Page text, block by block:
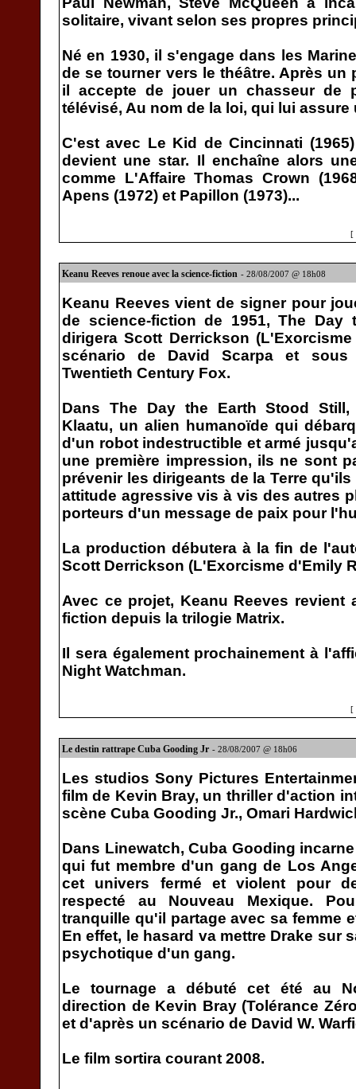
solitaire, vivant selon ses propres
Né en 1930, il s'engage dans les
de se tourner vers le théâtre. Après
il accepte de jouer un chasseur de
télévisé, Au nom de la loi, qui lui
C'est avec Le Kid de Cincinnati
devient une star. Il enchaîne alors
comme L'Affaire Thomas Crown
Apens (1972) et Papillon (1973)...
[
Keanu Reeves renoue avec la science-fiction - 28/08/2007 @ 18h08
Keanu Reeves vient de signer pour
de science-fiction de 1951, The Day
dirigera Scott Derrickson
scénario de David Scarpa et
Twentieth Century Fox.
Dans The Day the Earth Stood Still,
Klaatu, un alien humanoïde qui
d'un robot indestructible et armé
une première impression, ils ne sont
prévenir les dirigeants de la Terre
attitude agressive vis à vis des autres
porteurs d'un message de paix pour
La production débutera à la fin de
Scott Derrickson (L'Exorcisme d'Emily
Avec ce projet, Keanu Reeves revient
fiction depuis la trilogie Matrix.
Il sera également prochainement à
Night Watchman.
[
Le destin rattrape Cuba Gooding Jr - 28/08/2007 @ 18h06
Les studios Sony Pictures
film de Kevin Bray, un thriller d'action
scène Cuba Gooding Jr., Omari
Dans Linewatch, Cuba Gooding
qui fut membre d'un gang de Los
cet univers fermé et violent pour
respecté au Nouveau Mexique.
tranquille qu'il partage avec sa femme
En effet, le hasard va mettre Drake sur
psychotique d'un gang.
Le tournage a débuté cet été au
direction de Kevin Bray (Tolérance
et d'après un scénario de David W.
Le film sortira courant 2008.